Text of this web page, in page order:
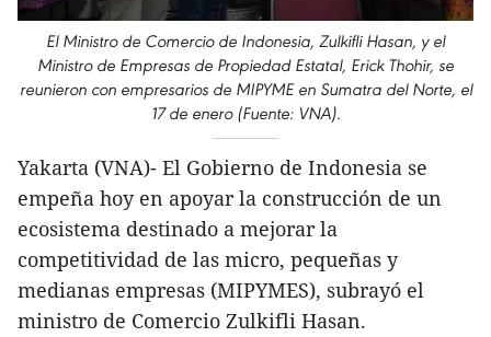
El Ministro de Comercio de Indonesia, Zulkifli Hasan, y el
Ministro de Empresas de Propiedad Estatal, Erick Thohir, se
reunieron con empresarios de MIPYME en Sumatra del Norte, el
17 de enero (Fuente: VNA).
Yakarta (VNA)- El Gobierno de Indonesia se
empeña hoy en apoyar la construcción de un
ecosistema destinado a mejorar la
competitividad de las micro, pequeñas y
medianas empresas (MIPYMES), subrayó el
ministro de Comercio Zulkifli Hasan.